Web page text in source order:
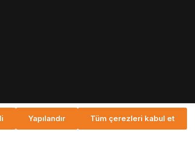
masraflarıve olası teslimat ücretleri, aksi belirtilmemişse.
Yapılandır Tüm çerezleri kabul et